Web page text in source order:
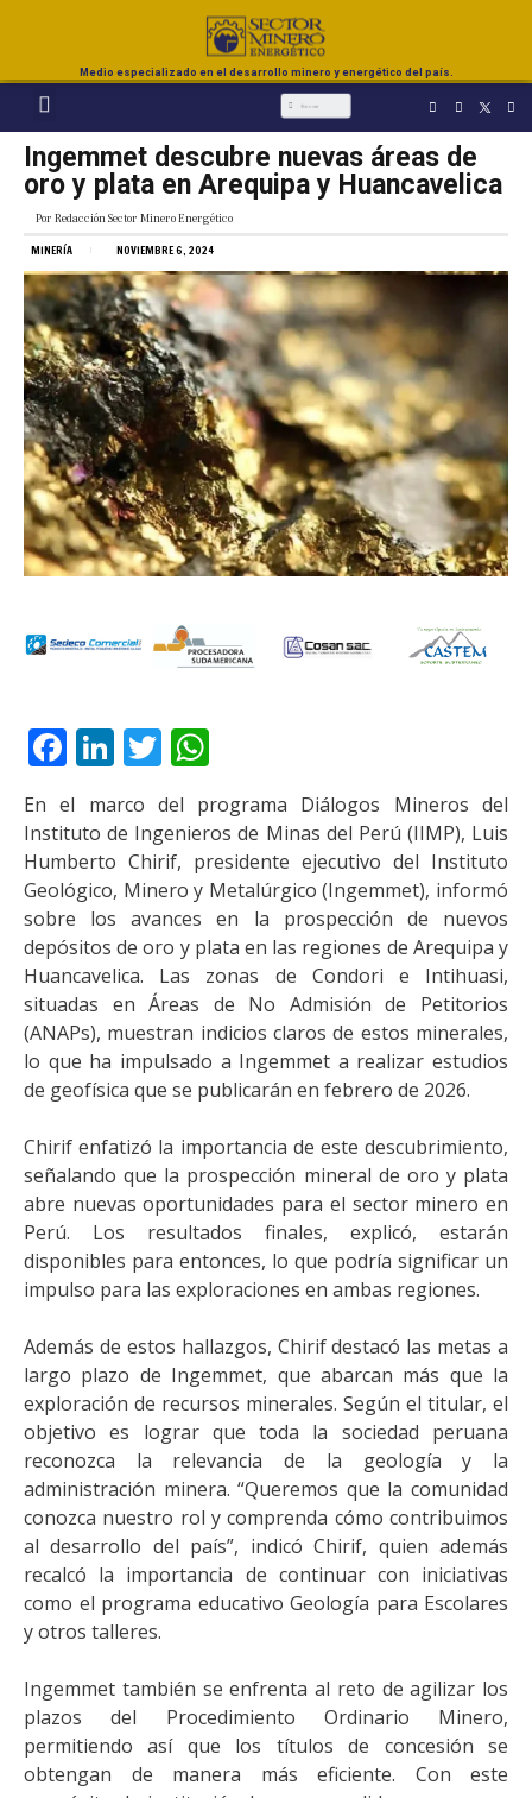
Medio especializado en el desarrollo minero y energético del país.
Ingemmet descubre nuevas áreas de
oro y plata en Arequipa y Huancavelica
Por Redacción Sector Minero Energético
MINERÍA NOVIEMBRE 6, 2024
Facebook
LinkedIn
Twitter
En el marco del programa Diálogos Mineros del
Instituto de Ingenieros de Minas del Perú (IIMP), Luis
Humberto Chirif, presidente ejecutivo del Instituto
Geológico, Minero y Metalúrgico (Ingemmet), informó
sobre los avances en la prospección de nuevos
depósitos de oro y plata en las regiones de Arequipa y
Huancavelica. Las zonas de Condori e Intihuasi,
situadas en Áreas de No Admisión de Petitorios
(ANAPs), muestran indicios claros de estos minerales,
lo que ha impulsado a Ingemmet a realizar estudios
de geofísica que se publicarán en febrero de 2026.
Chirif enfatizó la importancia de este descubrimiento,
señalando que la prospección mineral de oro y plata
abre nuevas oportunidades para el sector minero en
Perú. Los resultados finales, explicó, estarán
disponibles para entonces, lo que podría significar un
impulso para las exploraciones en ambas regiones.
Además de estos hallazgos, Chirif destacó las metas a
largo plazo de Ingemmet, que abarcan más que la
exploración de recursos minerales. Según el titular, el
objetivo es lograr que toda la sociedad peruana
reconozca la relevancia de la geología y la
administración minera. “Queremos que la comunidad
conozca nuestro rol y comprenda cómo contribuimos
al desarrollo del país”, indicó Chirif, quien además
recalcó la importancia de continuar con iniciativas
como el programa educativo Geología para Escolares
y otros talleres.
Ingemmet también se enfrenta al reto de agilizar los
plazos del Procedimiento Ordinario Minero,
permitiendo así que los títulos de concesión se
obtengan de manera más eficiente. Con este